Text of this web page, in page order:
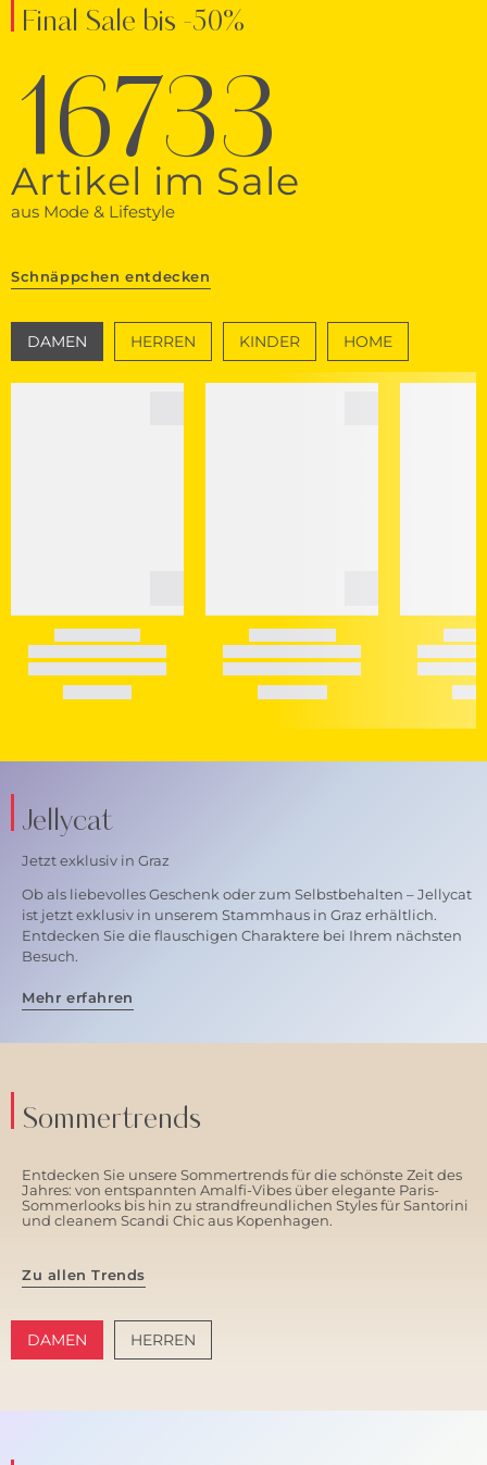
Final Sale bis -50%
16733
Artikel im Sale
aus Mode & Lifestyle
Schnäppchen entdecken
DAMEN HERREN KINDER HOME
Jellycat
Jetzt exklusiv in Graz
Ob als liebevolles Geschenk oder zum Selbstbehalten – Jellycat
ist jetzt exklusiv in unserem Stammhaus in Graz erhältlich.
Entdecken Sie die flauschigen Charaktere bei Ihrem nächsten
Besuch.
Mehr erfahren
Sommertrends
Entdecken Sie unsere Sommertrends für die schönste Zeit des
Jahres: von entspannten Amalfi-Vibes über elegante Paris-
Sommerlooks bis hin zu strandfreundlichen Styles für Santorini
und cleanem Scandi Chic aus Kopenhagen.
Zu allen Trends
DAMEN HERREN